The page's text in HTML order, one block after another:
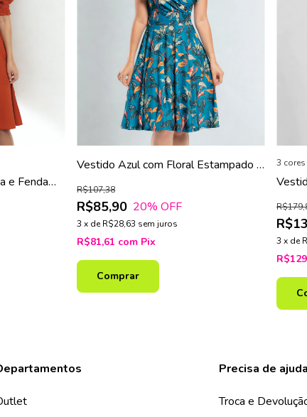
e Fenda
Vestido Azul com Floral Estampado e
R$85,90
R$107,38
20% OFF
3 x deR$28,63 sem juros
R$81,61 com Pix
Comprar
3 x de
3 cores
Precisa de
Troca e